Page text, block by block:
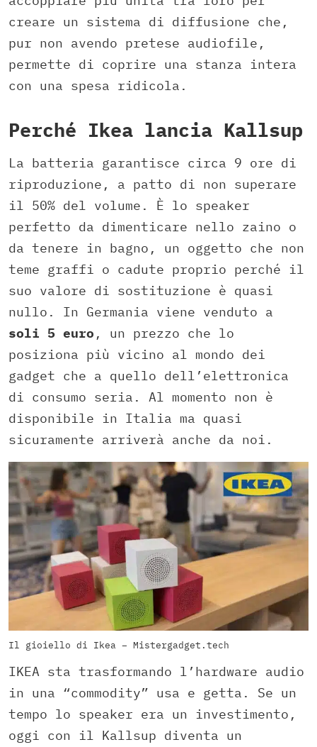
creare un sistema di diffusione che,
pur non avendo pretese audiofile,
permette di coprire una stanza intera
con una spesa ridicola.
Perché Ikea lancia Kallsup
La batteria garantisce circa 9 ore di
riproduzione, a patto di non superare
il 50% del volume. È lo speaker
perfetto da dimenticare nello zaino o
da tenere in bagno, un oggetto che non
teme graffi o cadute proprio perché il
suo valore di sostituzione è quasi
nullo. In Germania viene venduto a
soli 5 euro , un prezzo che lo
posiziona più vicino al mondo dei
gadget che a quello dell’elettronica
di consumo seria. Al momento non è
disponibile in Italia ma quasi
sicuramente arriverà anche da noi.
Il gioiello di Ikea – Mistergadget.tech
IKEA sta trasformando l’hardware audio
in una “commodity” usa e getta. Se un
tempo lo speaker era un investimento,
oggi con il Kallsup diventa un